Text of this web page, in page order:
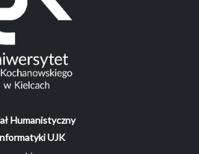
Humanistyczny
UJK